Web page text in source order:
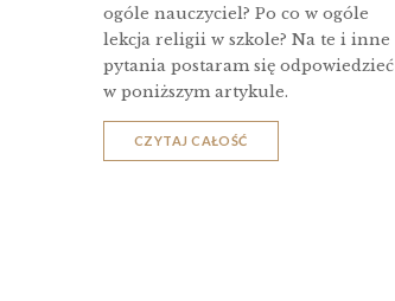
ogóle nauczyciel? Po co w ogóle
lekcja religii w szkole? Na te i inne
pytania postaram się odpowiedzieć
w poniższym artykule.
CZYTAJ CAŁOŚĆ